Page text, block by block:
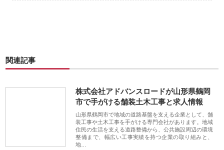
関連記事
株式会社アドバンスロードが山形県鶴岡
市で手がける舗装土木工事と求人情報
山形県鶴岡市で地域の道路基盤を支える企業として、舗
装工事や土木工事を手がける専門会社があります。地域
住民の生活を支える道路整備から、公共施設周辺の環境
整備まで、幅広い工事実績を持つ企業の取り組みと、
地…